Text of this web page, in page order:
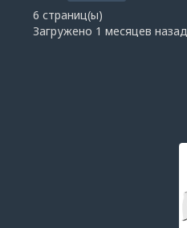
6 страниц(ы)
Загружено 1 месяцев назад